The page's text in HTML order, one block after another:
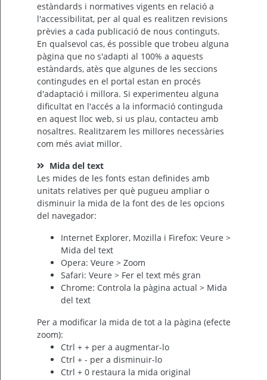
estàndards i normatives vigents en relació a
l'accessibilitat, per al qual es realitzen revisions
prèvies a cada publicació de nous continguts.
En qualsevol cas, és possible que trobeu alguna
pàgina que no s'adapti al 100% a aquests
estàndards, atès que algunes de les seccions
contingudes en el portal estan en procés
d'adaptació i millora. Si experimenteu alguna
dificultat en l'accés a la informació continguda
en aquest lloc web, si us plau, contacteu amb
nosaltres. Realitzarem les millores necessàries
com més aviat millor.
Mida del text
Les mides de les fonts estan definides amb
unitats relatives per què pugueu ampliar o
disminuir la mida de la font des de les opcions
del navegador:
Internet Explorer, Mozilla i Firefox: Veure >
Mida del text
Opera: Veure > Zoom
Safari: Veure > Fer el text més gran
Chrome: Controla la pàgina actual > Mida
del text
Per a modificar la mida de tot a la pàgina (efecte
zoom):
Ctrl + + per a augmentar-lo
Ctrl + - per a disminuir-lo
Ctrl + 0 restaura la mida original